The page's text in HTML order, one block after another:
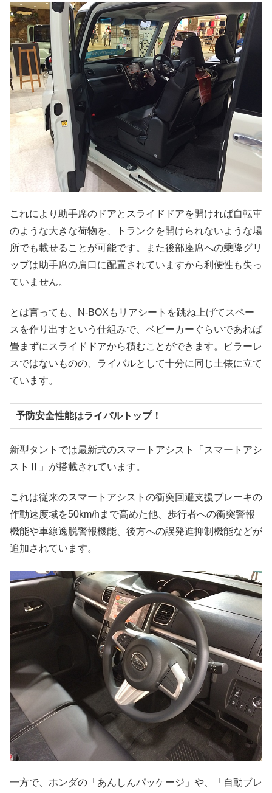
これにより助手席のドアとスライドドアを開ければ自転車
のような大きな荷物を、トランクを開けられないような場
所でも載せることが可能です。また後部座席への乗降グリ
ップは助手席の肩口に配置されていますから利便性も失っ
ていません。
とは言っても、N-BOXもリアシートを跳ね上げてスペー
スを作り出すという仕組みで、ベビーカーぐらいであれば
畳まずにスライドドアから積むことができます。ピラーレ
スではないものの、ライバルとして十分に同じ土俵に立て
ています。
予防安全性能はライバルトップ！
新型タントでは最新式のスマートアシスト「スマートアシ
ストⅡ」が搭載されています。
これは従来のスマートアシストの衝突回避支援ブレーキの
作動速度域を50km/hまで高めた他、歩行者への衝突警報
機能や車線逸脱警報機能、後方への誤発進抑制機能などが
追加されています。
一方で、ホンダの「あんしんパッケージ」や、「自動ブレ